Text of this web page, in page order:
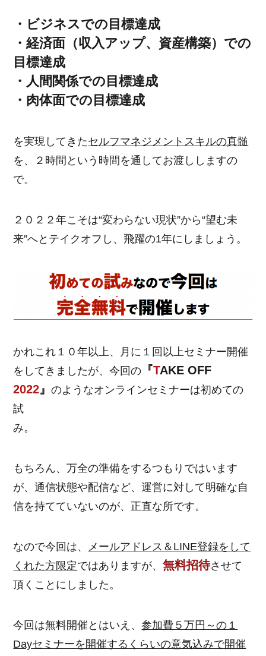
・ビジネスでの目標達成
・経済面（収入アップ、資産構築）での
目標達成
・人間関係での目標達成
・肉体面での目標達成
を実現してきたセルフマネジメントスキルの真髄
を、２時間という時間を通してお渡ししますの
で。
２０２２年こそは“変わらない現状”から“望む未
来”へとテイクオフし、飛躍の1年にしましょう。
かれこれ１０年以上、月に１回以上セミナー開催
をしてきましたが、今回の 『TAKE OFF
2022』のようなオンラインセミナーは初めての
試
み。
もちろん、万全の準備をするつもりではいます
が、通信状態や配信など、運営に対して明確な自
信を持てていないのが、正直な所です。
なので今回は、
メールアドレス＆LINE登録をして
くれた方限定ではありますが、無料招待させて
頂くことにしました。
今回は無料開催とはいえ、参加費５万円～の１
Dayセミナーを開催するくらいの意気込みで開催